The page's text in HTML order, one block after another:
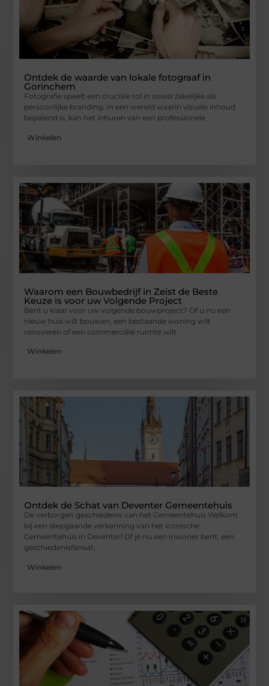
Ontdek de waarde van lokale fotograaf in
Gorinchem
Fotografie speelt een cruciale rol in zowel zakelijke als
persoonlijke branding. In een wereld waarin visuele inhoud
bepalend is, kan het inhuren van een professionele
Winkelen
Waarom een Bouwbedrijf in Zeist de Beste
Keuze is voor uw Volgende Project
Bent u klaar voor uw volgende bouwproject? Of u nu een
nieuw huis wilt bouwen, een bestaande woning wilt
renoveren of een commerciële ruimte wilt
Winkelen
Ontdek de Schat van Deventer Gemeentehuis
De verborgen geschiedenis van het Gemeentehuis Welkom
bij een diepgaande verkenning van het iconische
Gemeentehuis in Deventer! Of je nu een inwoner bent, een
geschiedenisfanaat,
Winkelen